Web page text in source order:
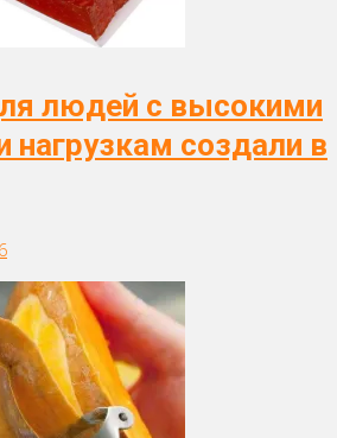
людей с высокими
нагрузкам создали в